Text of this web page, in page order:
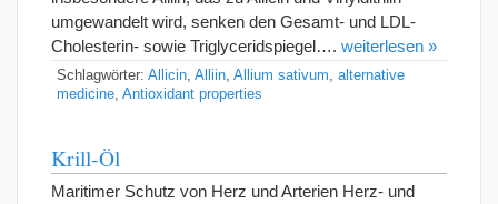
umgewandelt wird, senken den Gesamt- und LDL-
Cholesterin- sowie Triglyceridspiegel…. weiterlesen »
Schlagwörter: Allicin Alliin Allium sativum
alternative
medicine Antioxidant properties
Krill-Öl
Maritimer Schutz von Herz und Arterien Herz- und